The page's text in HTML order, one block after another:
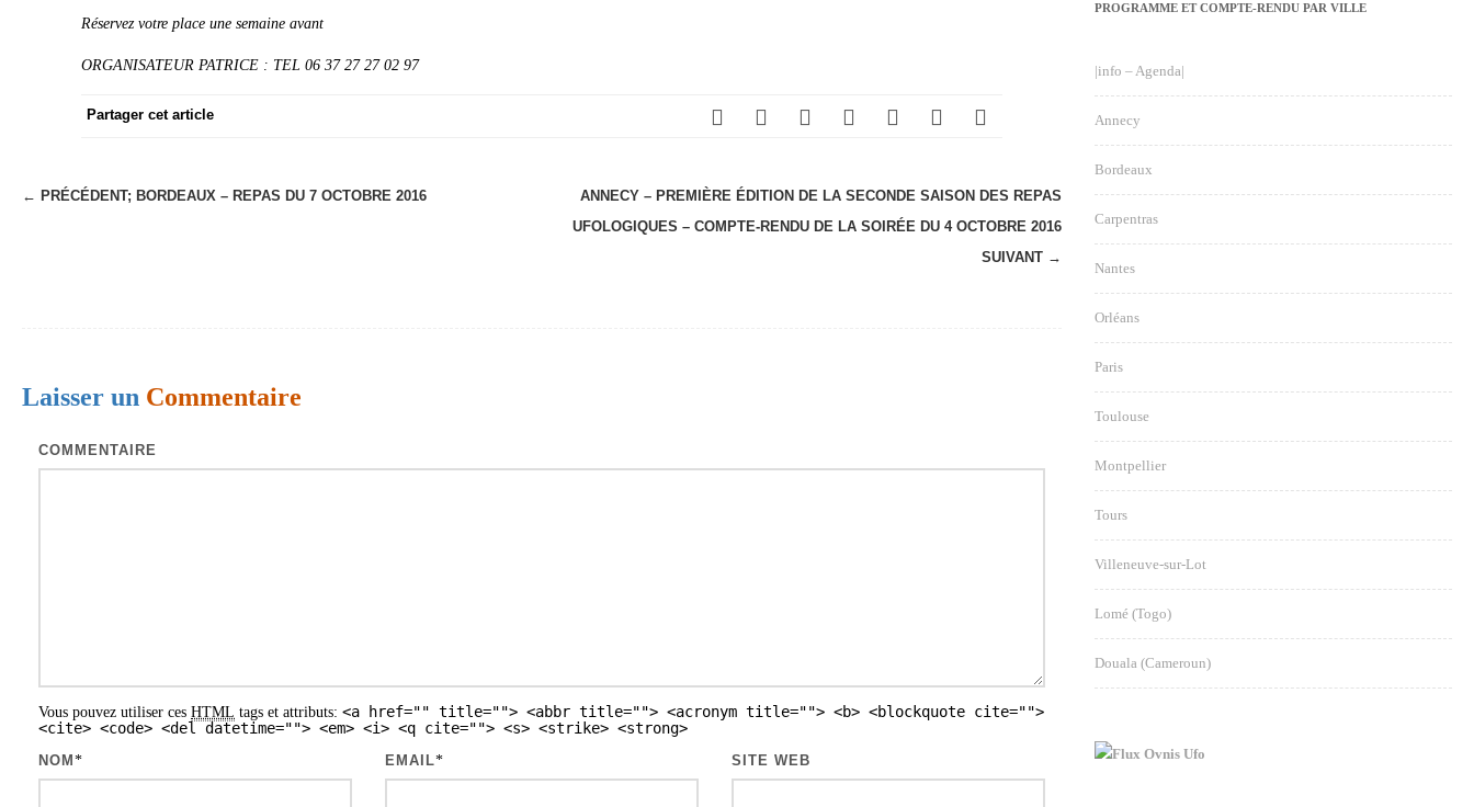
Réservez votre place une semaine avant
ORGANISATEUR PATRICE : TEL 06 37 27 27 02 97
Partager cet article
N
t
← PRÉCÉDENT; BORDEAUX – REPAS DU 7 OCTOBRE 2016
ANNECY – PREMIÈRE ÉDITION DE LA SECONDE SAISON DES REPAS
UFOLOGIQUES – COMPTE-RENDU DE LA SOIRÉE DU 4 OCTOBRE 2016
SUIVANT →
Laisser un Commentaire
COMMENTAIRE
Vous pouvez utiliser ces HTML tags et attributs: <a href="" title=""> <abbr title=""> <acronym title=""> <b> <blockquote cite="">
<cite> <code> <del datetime=""> <em> <i> <q cite=""> <s> <strike> <strong>
NOM * EMAIL* SITE WEB
PROGRAMME ET COMPTE-RENDU PAR VILLE
|info – Agenda|
Annecy
Bordeaux
Carpentras
Nantes
Orléans
Paris
Toulouse
Montpellier
Tours
Villeneuve-sur-Lot
Lomé (Togo)
Douala (Cameroun)
Ovnis Ufo